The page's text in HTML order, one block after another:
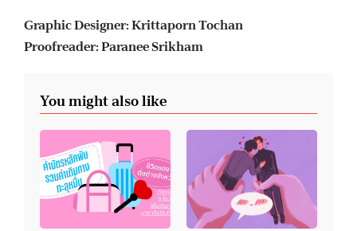
Graphic Designer: Krittaporn Tochan
Proofreader: Paranee Srikham
You might also like